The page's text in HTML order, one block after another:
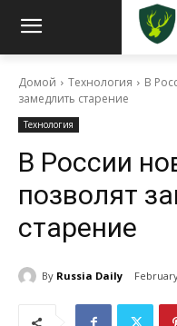
Домой Технология
В
замедлить старение
Технология
В России
позволят
старение
By Russia Daily